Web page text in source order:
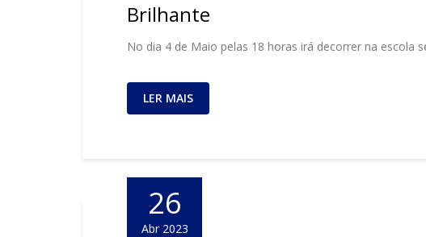
Brilhante
No dia 4 de Maio pelas 18 horas irá decorrer na escola
LER MAIS
26
Abr 2023